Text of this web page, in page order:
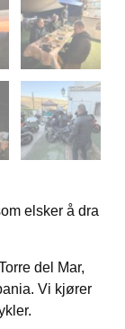
elsker å dra
del Mar,
Vi kjører